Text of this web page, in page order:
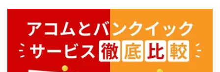
だし、特定の商品を根拠なくPRするものではなく、当編集部の調査／ユーザー
への口コミ収集などに基づき、公平性を担保した情報提供を行っています。
>提携企業一覧